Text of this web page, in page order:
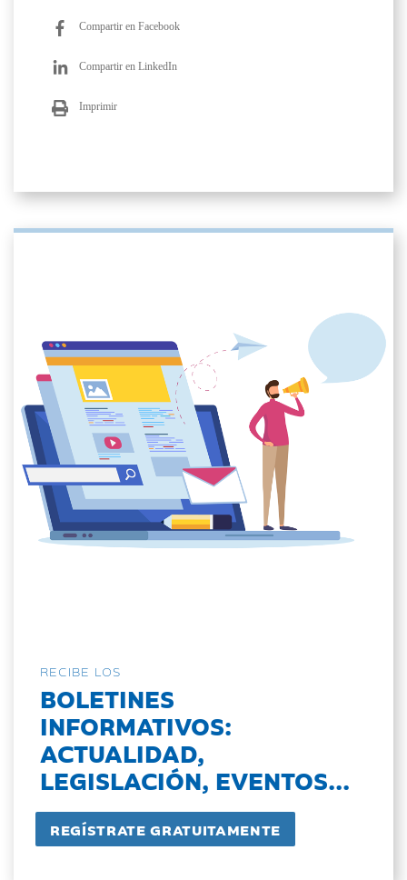
Compartir en Facebook
Compartir en LinkedIn
Imprimir
RECIBE LOS
BOLETINES
INFORMATIVOS:
ACTUALIDAD,
LEGISLACIÓN, EVENTOS...